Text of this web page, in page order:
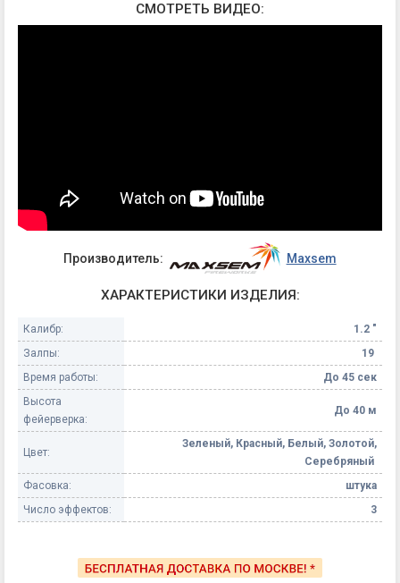
СМОТРЕТЬ ВИДЕО:
Производитель: Maxsem
ХАРАКТЕРИСТИКИ ИЗДЕЛИЯ:
Калибр:
1.2 "
Залпы:
19
Время работы:
До 45 сек
Высота
фейерверка:
До 40 м
Цвет:
Зеленый, Красный, Белый, Золотой,
Серебряный
Фасовка:
штука
Число эффектов:
3